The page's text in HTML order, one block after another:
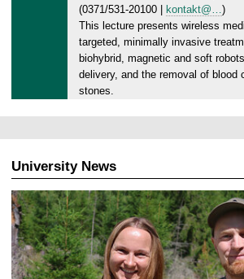
0
8
.
2
0
(0371/531-20100 |
kontakt@…)
This lecture presents wireless
targeted, minimally invasive
biohybrid, magnetic and soft
delivery, and the removal of blood
stones.
University News